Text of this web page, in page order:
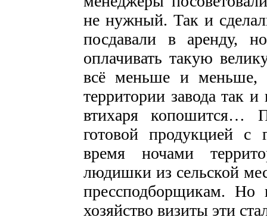
не нужный. Так и
посдавали в аренду,
оплачивать такую
всё меньше и меньше,
территории завода так
втихаря копошится…
готовой продукцией с
время ночами
людишки из сельской
прессподборщикам. Но
хозяйство визиты эти